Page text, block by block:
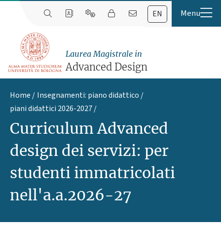
EN
Laurea Magistrale in
Advanced Design
Home
Insegnamenti: piano didattico
piani didattici 2026-2027
Curriculum Advanced
design dei servizi: per
studenti immatricolati
nell'a.a.2026-27